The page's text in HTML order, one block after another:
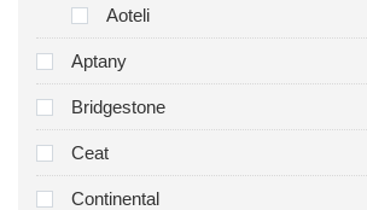
Aoteli
Aptany
Bridgestone
Ceat
Continental